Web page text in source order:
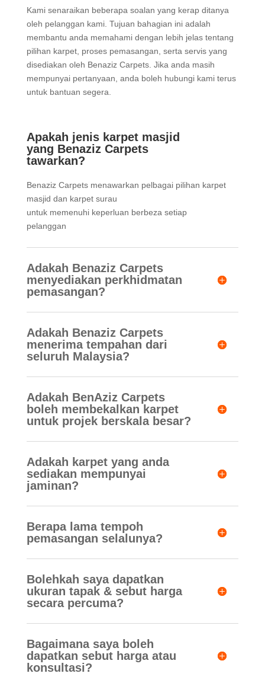
Kami senaraikan beberapa soalan yang kerap ditanya
oleh pelanggan kami. Tujuan bahagian ini adalah
membantu anda memahami dengan lebih jelas tentang
pilihan karpet, proses pemasangan, serta servis yang
disediakan oleh Benaziz Carpets. Jika anda masih
mempunyai pertanyaan, anda boleh hubungi kami terus
untuk bantuan segera.
Apakah jenis karpet masjid
yang Benaziz Carpets
tawarkan?
Benaziz Carpets menawarkan pelbagai pilihan karpet
masjid dan karpet surau
untuk memenuhi keperluan berbeza setiap
pelanggan
Adakah Benaziz Carpets
menyediakan perkhidmatan
pemasangan?
Adakah Benaziz Carpets
menerima tempahan dari
seluruh Malaysia?
Adakah BenAziz Carpets
boleh membekalkan karpet
untuk projek berskala besar?
Adakah karpet yang anda
sediakan mempunyai
jaminan?
Berapa lama tempoh
pemasangan selalunya?
Bolehkah saya dapatkan
ukuran tapak & sebut harga
secara percuma?
Bagaimana saya boleh
dapatkan sebut harga atau
konsultasi?